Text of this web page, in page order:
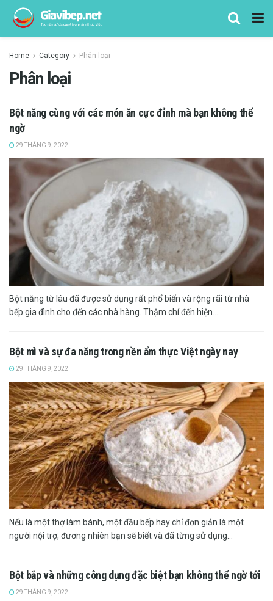
Home Category Phân loại
Phân loại
Bột năng cùng với các món ăn cực đỉnh mà bạn không thể
ngờ
29 THÁNG 9, 2022
Bột năng từ lâu đã được sử dụng rất phổ biến và rộng rãi từ nhà
bếp gia đình cho đến các nhà hàng. Thậm chí đến hiện...
Bột mì và sự đa năng trong nền ẩm thực Việt ngày nay
29 THÁNG 9, 2022
Nếu là một thợ làm bánh, một đầu bếp hay chỉ đơn giản là một
người nội trợ, đương nhiên bạn sẽ biết và đã từng sử dụng...
Bột bắp và những công dụng đặc biệt bạn không thể ngờ tới
29 THÁNG 9, 2022